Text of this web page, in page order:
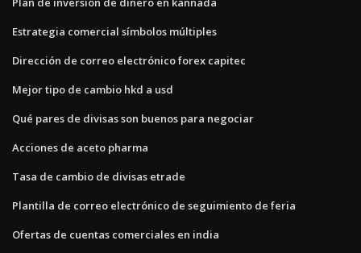
Estrategia comercial símbolos múltiples
Dirección de correo electrónico forex capitec
Mejor tipo de cambio hkd a usd
Qué pares de divisas son buenos para negociar
Acciones de aceto pharma
Tasa de cambio de divisas etrade
Plantilla de correo electrónico de seguimiento de feria
Ofertas de cuentas comerciales en india